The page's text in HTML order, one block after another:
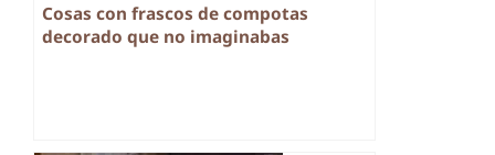
Cosas con frascos de compotas
decorado que no imaginabas